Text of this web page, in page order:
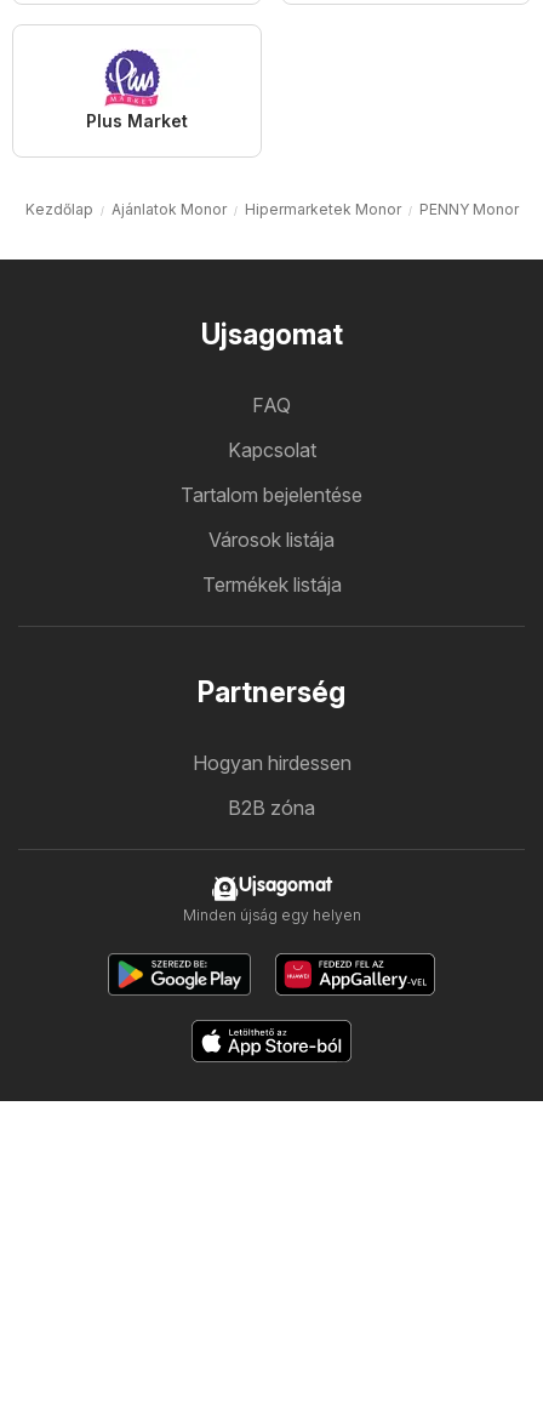
Plus Market
Kezdőlap Ajánlatok Monor Hipermarketek Monor PENNY Monor
Ujsagomat
FAQ
Kapcsolat
Tartalom bejelentése
Városok listája
Termékek listája
Partnerség
Hogyan hirdessen
B2B zóna
Ujsagomat
Minden újság egy helyen